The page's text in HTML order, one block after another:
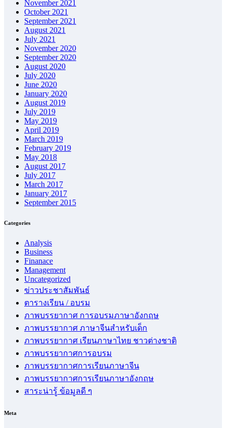
November 2021
October 2021
September 2021
August 2021
July 2021
November 2020
September 2020
August 2020
July 2020
June 2020
January 2020
August 2019
July 2019
May 2019
April 2019
March 2019
February 2019
May 2018
August 2017
July 2017
March 2017
January 2017
September 2015
Categories
Analysis
Business
Finanace
Management
Uncategorized
ข่าวประชาสัมพันธ์
ตารางเรียน / อบรม
ภาพบรรยากาศ การอบรมภาษาอังกฤษ
ภาพบรรยากาศ ภาษาจีนสำหรับเด็ก
ภาพบรรยากาศ เรียนภาษาไทย ชาวต่างชาติ
ภาพบรรยากาศการอบรม
ภาพบรรยากาศการเรียนภาษาจีน
ภาพบรรยากาศการเรียนภาษาอังกฤษ
สาระน่ารู้ ข้อมูลดี ๆ
Meta